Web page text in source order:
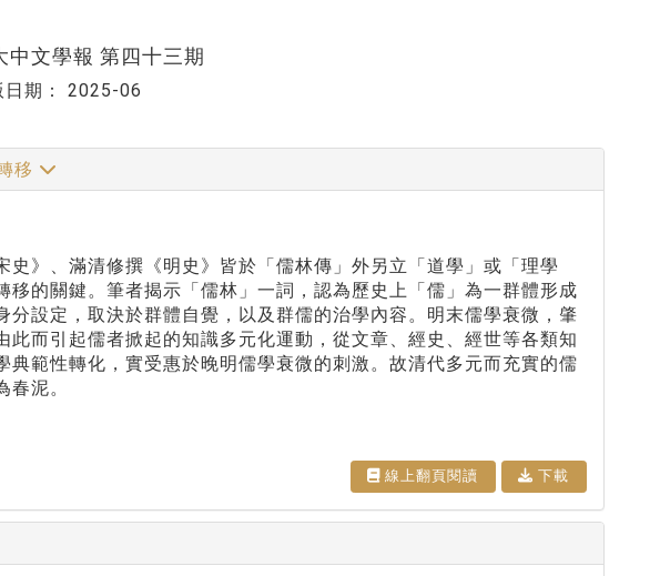
中文學報 第四十三期
日期： 2025-06
移
》、滿清修撰《明史》皆於「儒林傳」外另立「道學」或「理學
的關鍵。筆者揭示「儒林」一詞，認為歷史上「儒」為一群體形成
設定，取決於群體自覺，以及群儒的治學內容。明末儒學衰微，肇
而引起儒者掀起的知識多元化運動，從文章、經史、經世等各類知
範性轉化，實受惠於晚明儒學衰微的刺激。故清代多元而充實的儒
泥。
線上翻⾴閱讀 下載